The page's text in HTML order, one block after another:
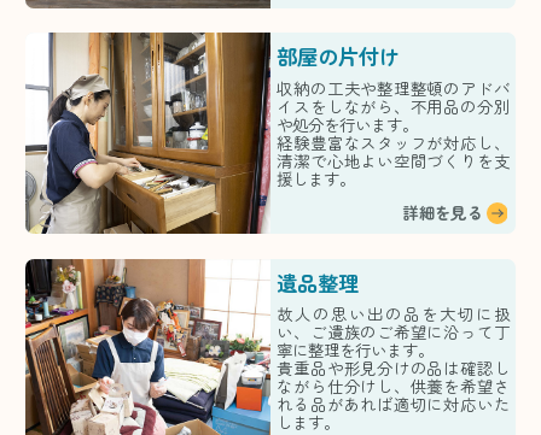
部屋の片付け
収納の工夫や整理整頓のアドバ
イスをしながら、不用品の分別
や処分を行います。
経験豊富なスタッフが対応し、
清潔で心地よい空間づくりを支
援します。
詳細を見る
遺品整理
故人の思い出の品を大切に扱
い、ご遺族のご希望に沿って丁
寧に整理を行います。
貴重品や形見分けの品は確認し
ながら仕分けし、供養を希望さ
れる品があれば適切に対応いた
します。